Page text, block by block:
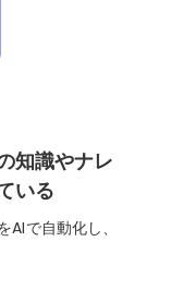
知識やナレ
いる
で自動化し、